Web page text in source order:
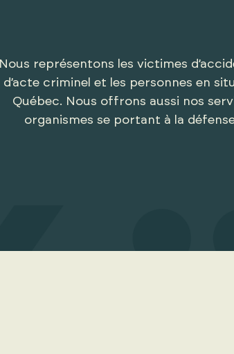
Nous représentons les victimes
d’acte criminel et les personnes en
Québec. Nous offrons aussi nos
organismes se portant à la